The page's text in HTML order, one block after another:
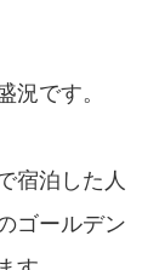
況です。
宿泊した人
ゴールデン